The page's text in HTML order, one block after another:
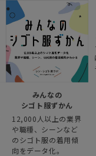
みんなの
シゴト服ずかん
12,000人以上の業界
や職種、シーンなど
のシゴト服の着用傾
向をデータ化。